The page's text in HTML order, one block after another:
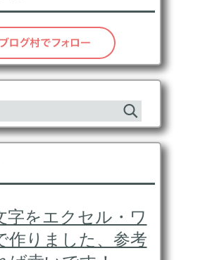
字をエクセル・ワ
作りました、参考